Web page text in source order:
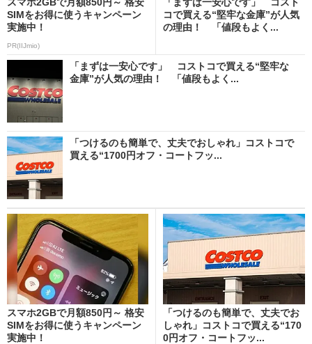
SIMをお得に使うキャンペーン
実施中！
PR(IIJmio)
コで買える“堅牢な金庫”が人気
の理由！ 「値段もよく...
「まずは一安心です」 コストコで買える“堅牢な
金庫”が人気の理由！ 「値段もよく...
「つけるのも簡単で、丈夫でおしゃれ」コストコで
買える“1700円オフ・コートフッ...
スマホ2GBで月額850円～ 格安
SIMをお得に使うキャンペーン
実施中！
「つけるのも簡単で、丈夫でお
しゃれ」コストコで買える“170
0円オフ・コートフッ...